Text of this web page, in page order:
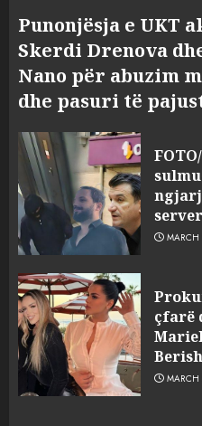
Punonjësja e UKT
Skerdi Drenova
Nano për abuzim
dhe pasuri të
çfarë